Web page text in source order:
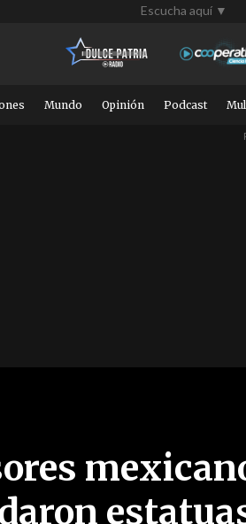
Escucha aquí ▼
Mundo Opinión Podcast